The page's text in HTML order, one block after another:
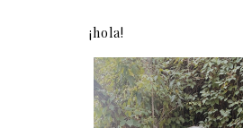
¡hola!